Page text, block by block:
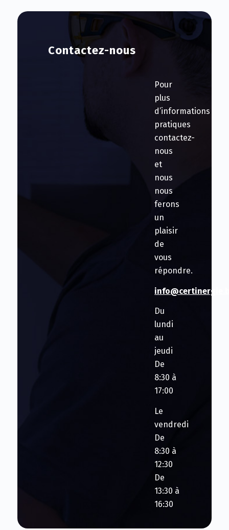
Contactez-nous
Pour
plus
d’informations
pratiques
contactez-
nous
et
nous
nous
ferons
un
plaisir
de
vous
répondre.
Du
lundi
au
jeudi
De
8:30 à
17:00
Le
vendredi
De
8:30 à
12:30
De
13:30 à
16:30